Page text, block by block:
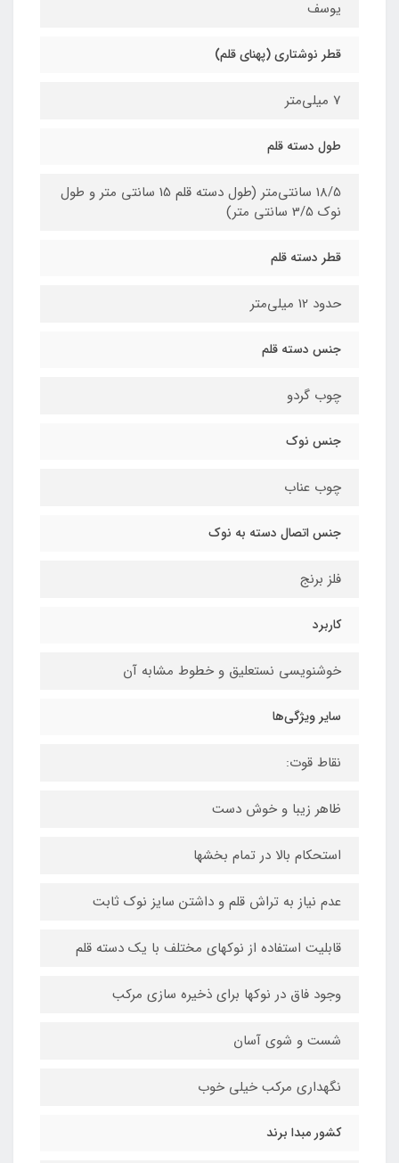
یوسف
قطر نوشتاری (پهنای قلم)
7 میلی‌متر
طول دسته قلم
18/5 سانتی‌متر (طول دسته قلم 15 سانتی متر و طول
نوک 3/5 سانتی متر)
قطر دسته قلم
حدود 12 میلی‌متر
جنس دسته قلم
چوب گردو
جنس نوک
چوب عناب
جنس اتصال دسته به نوک
فلز برنج
کاربرد
خوشنویسی نستعلیق و خطوط مشابه آن
سایر ویژگی‌ها
نقاط قوت:
ظاهر زیبا و خوش دست
استحکام بالا در تمام بخشها
عدم نیاز به تراش قلم و داشتن سایز نوک ثابت
قابلیت استفاده از نوکهای مختلف با یک دسته قلم
وجود فاق در نوکها برای ذخیره سازی مرکب
شست و شوی آسان
نگهداری مرکب خیلی خوب
کشور مبدا برند